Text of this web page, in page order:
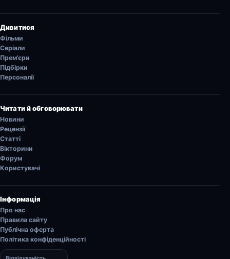
Дивитися
Фільми
Серіали
Прем’єри
Підбірки
Персоналії
Читати й обговорювати
Новини
Рецензії
Статті
Вікторини
Форум
Користувачі
Інформація
Про нас
Правила сайту
Публічна оферта
Політика конфіденційності